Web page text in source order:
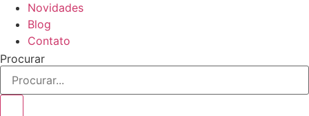
Novidades
Blog
Contato
Procurar